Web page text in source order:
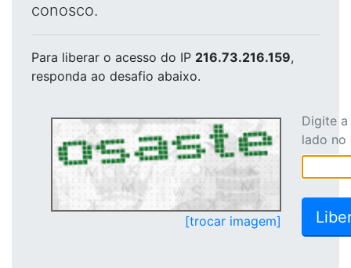
conosco.
Para liberar o acesso do IP 216.73.216.159,
responda ao desafio abaixo.
[trocar imagem]
Digite
lado no